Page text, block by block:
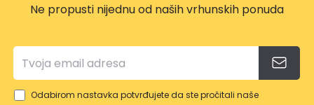
Ne propusti nijednu od naših vrhunskih ponuda
Odabirom nastavka potvrđujete da ste pročitali naše